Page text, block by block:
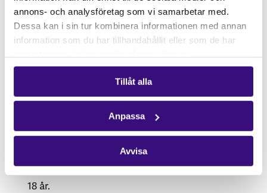
annons- och analysföretag som vi samarbetar med.
Dessa kan i sin tur kombinera informationen med annan
information som du har tillhandahållit eller som de har
Tillåt alla
Anpassa
Avvisa
Rättsväsendet bör få i uppdrag att särskilt utreda
och lagföra dessa brott. Ett sådant uppdrag ska
innehålla både en kunskapshöjande insats,
nödvändig resursfördelning och ett fokus på att
lagföra flera av dess brott.
Arbetet med att identifiera unga förövare i tid
behöver intensifieras markant, dels genom att
även fråga om våldsutövande i mötet med unga,
dels genom att utöka arbetet med exempelvis
behandlande insatser av våldsutövare av våld i
relationer till att även inkludera dem som är under
18 år.